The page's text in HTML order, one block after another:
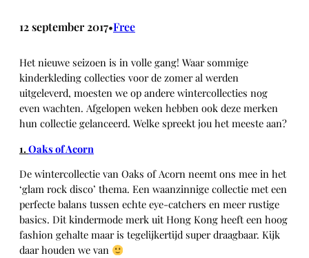
12 september 2017•Free
Het nieuwe seizoen is in volle gang! Waar sommige
kinderkleding collecties voor de zomer al werden
uitgeleverd, moesten we op andere wintercollecties nog
even wachten. Afgelopen weken hebben ook deze merken
hun collectie gelanceerd. Welke spreekt jou het meeste aan?
1. Oaks of Acorn
De wintercollectie van Oaks of Acorn neemt ons mee in het
‘glam rock disco’ thema. Een waanzinnige collectie met een
perfecte balans tussen echte eye-catchers en meer rustige
basics. Dit kindermode merk uit Hong Kong heeft een hoog
fashion gehalte maar is tegelijkertijd super draagbaar. Kijk
daar houden we van